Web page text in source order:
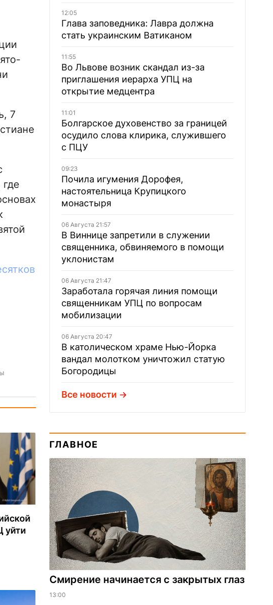
7
уйти
12:05
Глава заповедника: Лавра должна
стать украинским Ватиканом
11:55
Во Львове возник скандал из-за
приглашения иерарха УПЦ на
открытие медцентра
11:01
Болгарское духовенство за границей
осудило слова клирика, служившего
с ПЦУ
09:23
Почила игумения Дорофея,
настоятельница Крупицкого
монастыря
06 Августа 21:57
В Виннице запретили в служении
священника, обвиняемого в помощи
уклонистам
06 Августа 21:47
Заработала горячая линия помощи
священникам УПЦ по вопросам
мобилизации
06 Августа 20:47
В католическом храме Нью-Йорка
вандал молотком уничтожил статую
Богородицы
Все новости
ГЛАВНОЕ
Смирение начинается с закрытых глаз
13:00